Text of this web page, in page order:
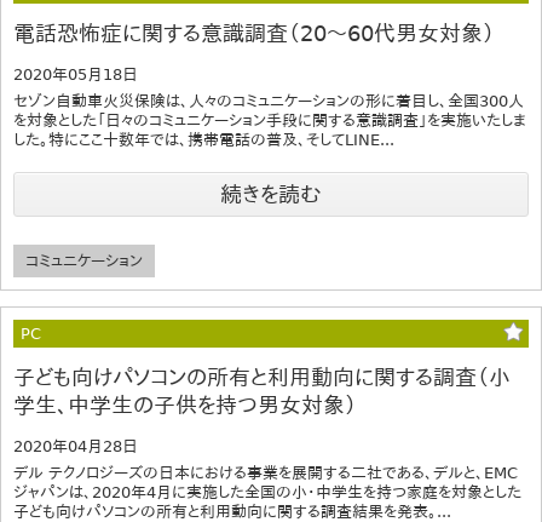
電話恐怖症に関する意識調査（20～60代男女対象）
2020年05月18日
セゾン自動車火災保険は、人々のコミュニケーションの形に着目し、全国300人
を対象とした「日々のコミュニケーション手段に関する意識調査」を実施いたしま
した。特にここ十数年では、携帯電話の普及、そしてLINE...
続きを読む
コミュニケーション
PC
子ども向けパソコンの所有と利用動向に関する調査（小
学生、中学生の子供を持つ男女対象）
2020年04月28日
デル テクノロジーズの日本における事業を展開する二社である、デルと、EMC
ジャパンは、2020年4月に実施した全国の小・中学生を持つ家庭を対象とした
子ども向けパソコンの所有と利用動向に関する調査結果を発表。...